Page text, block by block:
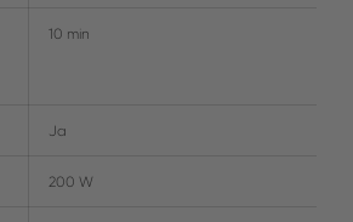
10 min
Ja
200 W